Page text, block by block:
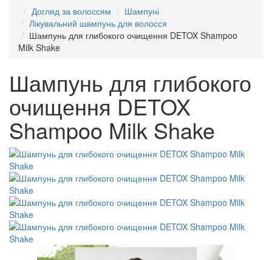
Догляд за волоссям
Шампуні
Лікувальний шампунь для волосся
Шампунь для глибокого очищення DETOX Shampoo
Milk Shake
Шампунь для глибокого
очищення DETOX
Shampoo Milk Shake